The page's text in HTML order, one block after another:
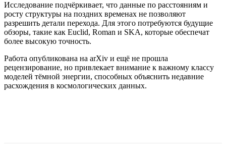
Исследование подчёркивает, что данные по расстояниям и
росту структуры на поздних временах не позволяют
разрешить детали перехода. Для этого потребуются будущие
обзоры, такие как Euclid, Roman и SKA, которые обеспечат
более высокую точность.
Работа опубликована на arXiv и ещё не прошла
рецензирование, но привлекает внимание к важному классу
моделей тёмной энергии, способных объяснить недавние
расхождения в космологических данных.